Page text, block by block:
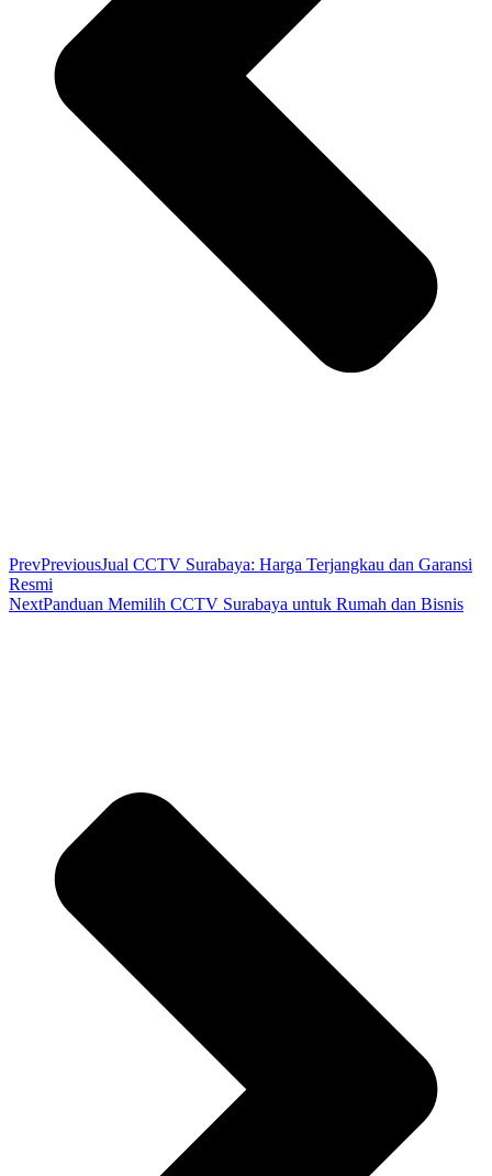
PrevPreviousJual CCTV Surabaya: Harga Terjangkau dan Garansi
Resmi
NextPanduan Memilih CCTV Surabaya untuk Rumah dan Bisnis